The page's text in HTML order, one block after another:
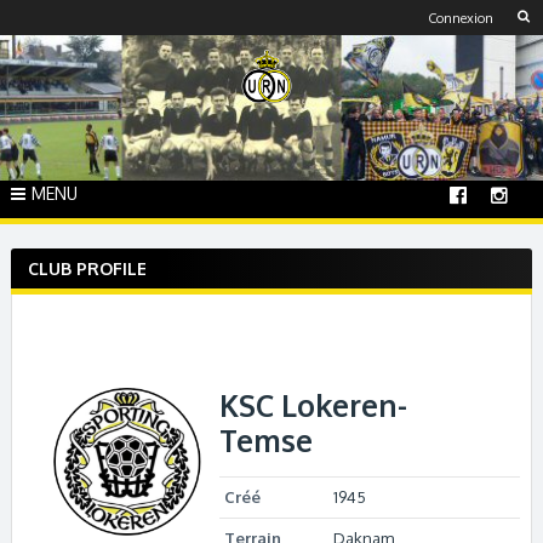
to
content
Connexion
MENU
CLUB PROFILE
KSC Lokeren-
Temse
Créé 1945
Terrain Daknam